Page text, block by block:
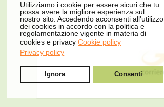
Utilizziamo i cookie per essere sicuri che tu
possa avere la migliore esperienza sul
nostro sito. Accedendo acconsenti all'utilizzo
dei cookies in accordo con la politica e
regolamentazione vigente in materia di
cookies e privacy Cookie policy
Privacy policy
Ignora Consenti